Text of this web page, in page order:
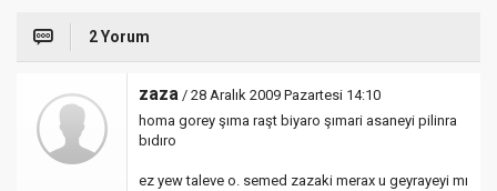
2 Yorum
zaza / 28 Aralık 2009 Pazartesi 14:10
homa gorey şıma raşt biyaro şımari asaneyi pilinra
bıdıro
ez yew taleve o. semed zazaki merax u geyrayeyi mı